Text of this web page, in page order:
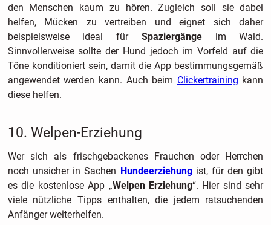
den Menschen kaum zu hören. Zugleich soll sie dabei
helfen, Mücken zu vertreiben und eignet sich daher
beispielsweise ideal für Spaziergänge im Wald.
Sinnvollerweise sollte der Hund jedoch im Vorfeld auf die
Töne konditioniert sein, damit die App bestimmungsgemäß
angewendet werden kann. Auch beim Clickertraining kann
diese helfen.
10. Welpen-Erziehung
Wer sich als frischgebackenes Frauchen oder Herrchen
noch unsicher in Sachen Hundeerziehung ist, für den gibt
es die kostenlose App „Welpen Erziehung“. Hier sind sehr
viele nützliche Tipps enthalten, die jedem ratsuchenden
Anfänger weiterhelfen.